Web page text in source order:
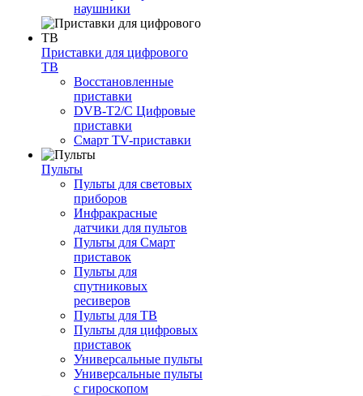
наушники
Приставки для цифрового
ТВ
Восстановленные
приставки
DVB-T2/C Цифровые
приставки
Смарт ТV-приставки
Пульты
Пульты для световых
приборов
Инфракрасные
датчики для пультов
Пульты для Смарт
приставок
Пульты для
спутниковых
ресиверов
Пульты для ТВ
Пульты для цифровых
приставок
Универсальные пульты
Универсальные пульты
с гироскопом